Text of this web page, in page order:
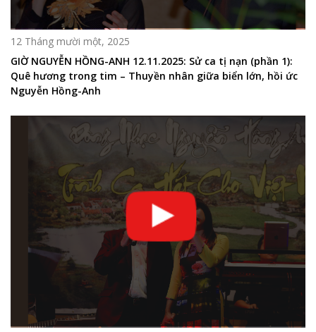
12 Tháng mười một, 2025
GIỜ NGUYỄN HỒNG-ANH 12.11.2025: Sử ca tị nạn (phần 1):
Quê hương trong tim – Thuyền nhân giữa biển lớn, hồi ức
Nguyễn Hồng-Anh